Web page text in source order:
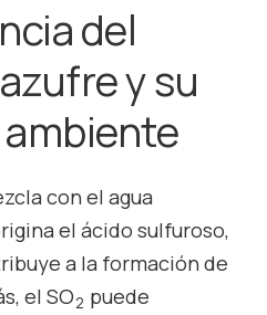
del
y su
ambiente
con el agua
el ácido sulfuroso,
a la formación de
el SO2 puede